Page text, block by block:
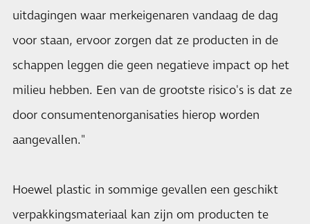
uitdagingen waar merkeigenaren vandaag de dag
voor staan, ervoor zorgen dat ze producten in de
schappen leggen die geen negatieve impact op het
milieu hebben. Een van de grootste risico's is dat ze
door consumentenorganisaties hierop worden
aangevallen."
Hoewel plastic in sommige gevallen een geschikt
verpakkingsmateriaal kan zijn om producten te